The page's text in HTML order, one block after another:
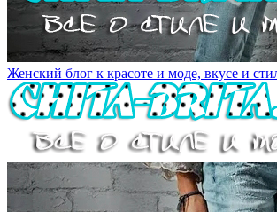
Женский блог к красоте и моде, вкусе и